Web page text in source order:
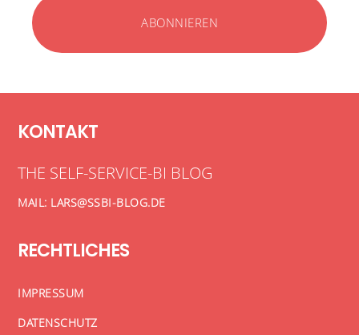
KONTAKT
THE SELF-SERVICE-BI BLOG
MAIL: LARS@SSBI-BLOG.DE
RECHTLICHES
IMPRESSUM
DATENSCHUTZ